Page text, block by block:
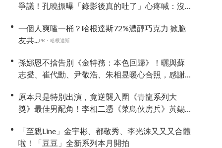
爭議！孔曉振曝「錄影後真的吐了」心疼喊：沒
一個人爽嗑一桶？哈根達斯72%濃醇巧克力 掀脆
友共...
PR・哈根達斯
孫娜恩不捨告別《金特務：本色回歸》！曬與蘇
志燮、崔代勳、尹敬浩、朱相昱暖心合照，感謝
原本只是特別出演，竟逆襲入圍《青龍系列大
獎》最佳男配角！李相二憑《菜鳥伙房兵》黃錫
「至親Line」金宇彬、都敬秀、李光洙又又又合體
啦！「豆豆」全新系列本月開拍